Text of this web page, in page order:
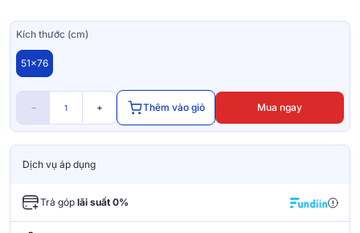
Kích thước (cm)
51x76
− + Thêm vào giỏ Mua ngay
Dịch vụ áp dụng
Trả góp lãi suất 0%